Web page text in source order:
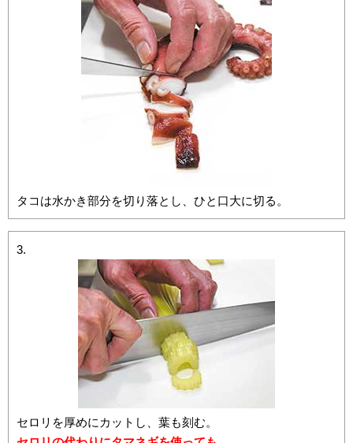
タコは水かき部分を切り落とし、ひと口大に切る。
セロリを厚めにカットし、葉も刻む。